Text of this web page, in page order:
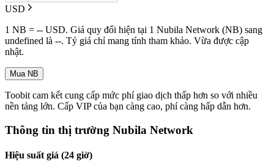
USD
1 NB = -- USD. Giá quy đổi hiện tại 1 Nubila Network (NB) sang
undefined là --. Tỷ giá chỉ mang tính tham khảo. Vừa được cập
nhật.
Mua NB
Toobit cam kết cung cấp mức phí giao dịch thấp hơn so với nhiều
nền tảng lớn. Cấp VIP của bạn càng cao, phí càng hấp dẫn hơn.
Thông tin thị trường Nubila Network
Hiệu suất giá (24 giờ)